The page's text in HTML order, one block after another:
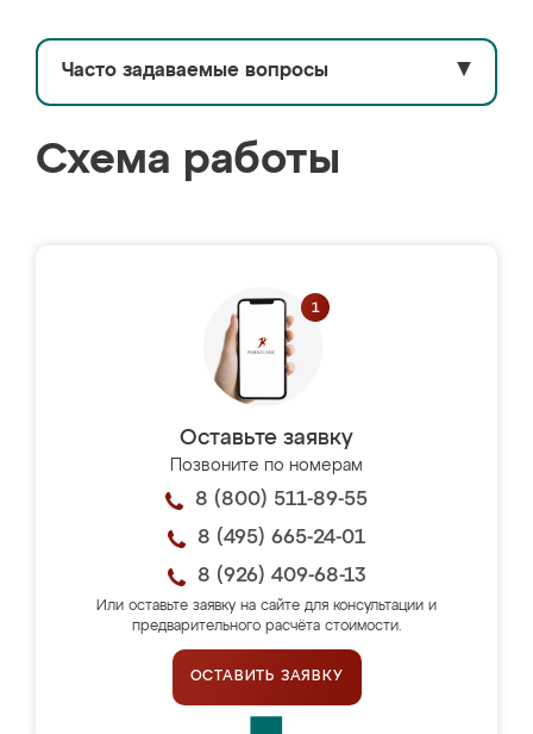
Часто задаваемые вопросы ▼
Схема работы
Оставьте заявку
Позвоните по номерам
8 (800) 511-89-55
8 (495) 665-24-01
8 (926) 409-68-13
Или оставьте заявку на сайте для консультации и
предварительного расчёта стоимости.
ОСТАВИТЬ ЗАЯВКУ